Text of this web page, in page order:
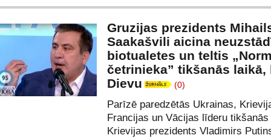
Gruzijas prezidents
Saakašvili aicina
biotualetes un teltis
četrinieka” tikšanās laikā,
Dievu
(0)
Parīzē paredzētās Ukrainas,
Francijas un Vācijas līderu
Krievijas prezidents Vladimirs